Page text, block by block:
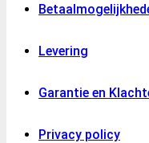
Levering
Garantie en
Privacy policy